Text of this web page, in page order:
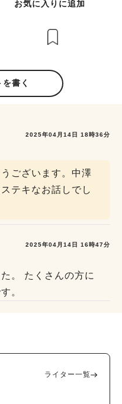
お気に入りに追加
書く
2025年04月14日 18時36分
ございます。中澤
テキなお話しでし
2025年04月14日 16時47分
。 たくさんの方に
。
ライター一覧